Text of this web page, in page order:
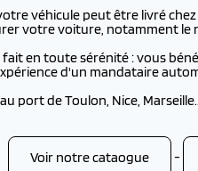
véhicule peut être livré
votre voiture, notamment
fait en toute sérénité : vous
d'un mandataire
port de Toulon, Nice,
Voir notre cataogue -